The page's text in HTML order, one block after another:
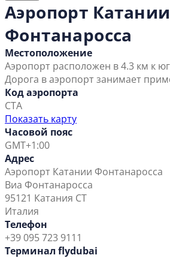
Аэропорт Катании
Фонтанаросса
Местоположение
Аэропорт расположен в 4.3 км к
Дорога в аэропорт занимает
Код аэропорта
CTA
Показать карту
Часовой пояс
GMT+1:00
Адрес
Аэропорт Катании Фонтанаросса
Виа Фонтанаросса
95121 Катания СТ
Италия
Телефон
+39 095 723 9111
Терминал flydubai